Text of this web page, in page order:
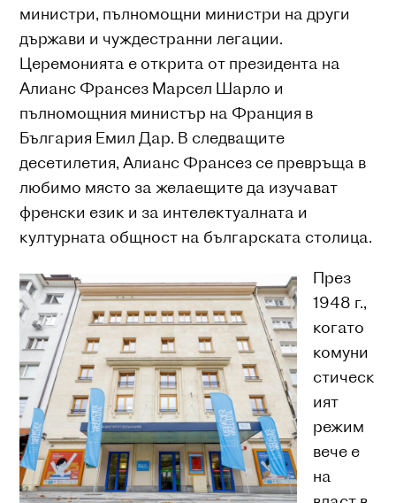
министри, пълномощни министри на други
държави и чуждестранни легации.
Церемонията е открита от президента на
Алианс Франсез Марсел Шарло и
пълномощния министър на Франция в
България Емил Дар. В следващите
десетилетия, Алианс Франсез се превръща в
любимо място за желаещите да изучават
френски език и за интелектуалната и
културната общност на българската столица.
През
1948 г.,
когато
комуни
стическ
ият
режим
вече е
на